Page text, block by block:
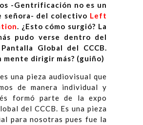
-Gentrificación no es un
señora- del colectivo Left
. ¿Esto cómo surgió? La
pudo verse dentro del
Global del CCCB.
mente dirigir más? (guiño)
una pieza audiovisual que
de manera individual y
formó parte de la expo
del CCCB. Es una pieza
para nosotras pues fue la